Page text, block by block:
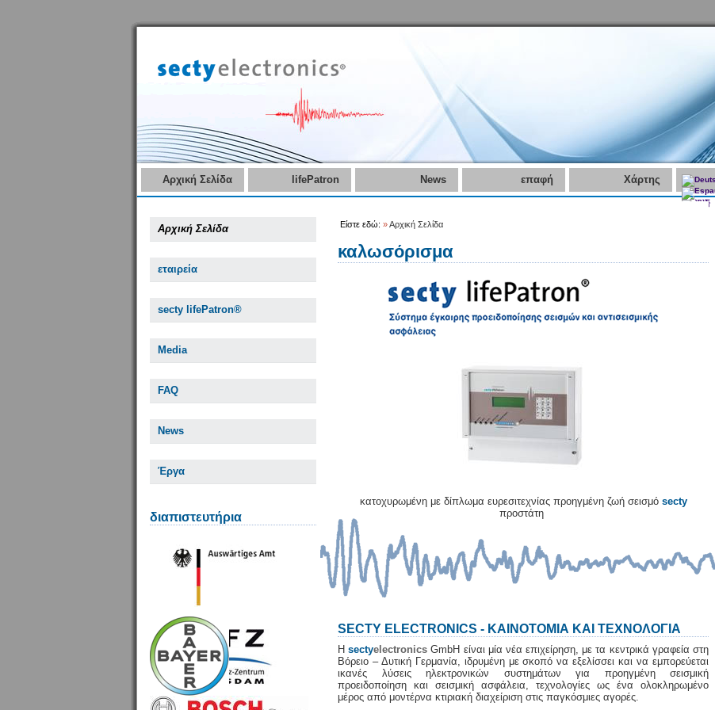
Αρχική Σελίδα lifePatron News επαφή Χάρτης
Αρχική Σελίδα
εταιρεία
secty lifePatron®
Media
FAQ
News
Έργα
διαπιστευτήρια
Είστε εδώ: »Αρχική Σελίδα
καλωσόρισμα
κατοχυρωμένη με δίπλωμα ευρεσιτεχνίας προηγμένη ζωή σεισμό secty
προστάτη
SECTY ELECTRONICS - ΚΑΙΝΟΤΟΜΙΑ ΚΑΙ ΤΕΧΝΟΛΟΓΙΑ
Ηsectyelectronics GmbH είναι μία νέα επιχείρηση, με τα κεντρικά γραφεία στη
Βόρειο – Δυτική Γερμανία, ιδρυμένη με σκοπό να εξελίσσει και να εμπορεύεται
ικανές λύσεις ηλεκτρονικών συστημάτων για προηγμένη σεισμική
προειδοποίηση και σεισμική ασφάλεια, τεχνολογίες ως ένα ολοκληρωμένο
μέρος από μοντέρνα κτιριακή διαχείριση στις παγκόσμιες αγορές.